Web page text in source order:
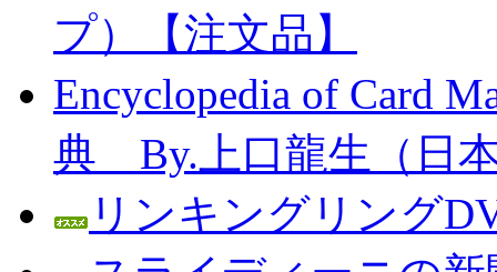
プ）【注文品】
Encyclopedia of Card
典 By.上口龍生（日
リンキングリング